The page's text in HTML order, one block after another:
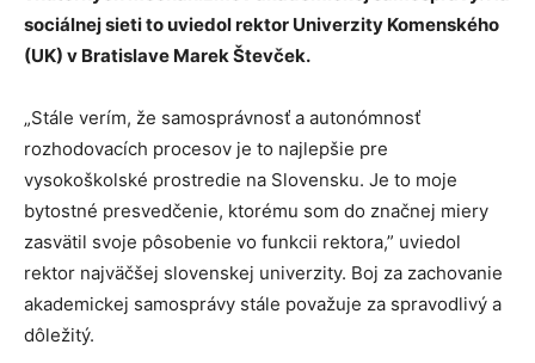
sociálnej sieti to uviedol rektor Univerzity Komenského
(UK) v Bratislave Marek Števček.
„Stále verím, že samosprávnosť a autonómnosť
rozhodovacích procesov je to najlepšie pre
vysokoškolské prostredie na Slovensku. Je to moje
bytostné presvedčenie, ktorému som do značnej miery
zasvätil svoje pôsobenie vo funkcii rektora,” uviedol
rektor najväčšej slovenskej univerzity. Boj za zachovanie
akademickej samosprávy stále považuje za spravodlivý a
dôležitý.